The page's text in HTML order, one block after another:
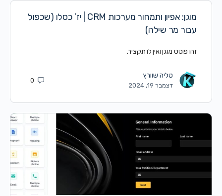
מוגן: אפיון ותמחור מערכות CRM | יז’ כסלו (שכפול
עבור מר שילה)
זהו פוסט מוגן ואין לו תקציר.
טליה שוורץ
דצמבר 19, 2024
0